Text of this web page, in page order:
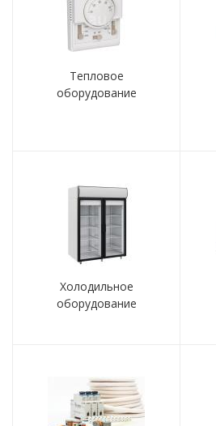
Тепловое
оборудование
Холодильное
оборудование